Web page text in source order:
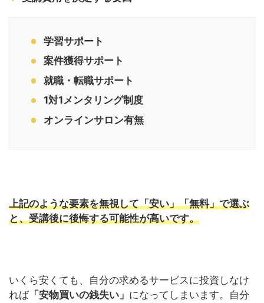
学習サポート
案件獲得サポート
就職・転職サポート
1対1メンタリング制度
オンラインサロン有無
上記のような要素を無視して「安い」「無料」で選ぶ
と、受講後に後悔する可能性が高いです。
いくら安くても、自分の求めるサービスに投資しなけ
れば「安物買いの銭失い」 になってしまいます。自分